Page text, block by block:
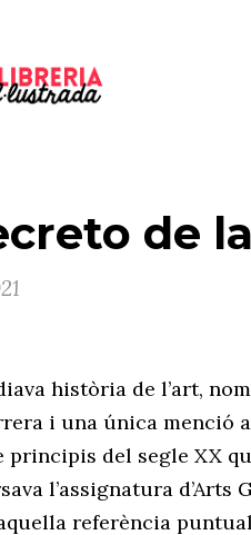
de
història de l’art,
i una única menció
principis del segle XX
l’assignatura
referència